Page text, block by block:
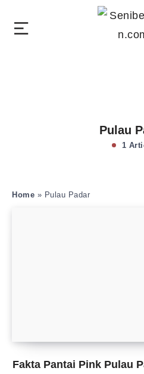
Pulau
1
Home » Pulau Padar
Fakta Pantai Pink Pulau